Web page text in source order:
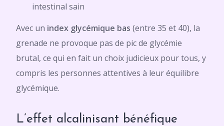
intestinal sain
Avec un index glycémique bas (entre 35 et 40), la
grenade ne provoque pas de pic de glycémie
brutal, ce qui en fait un choix judicieux pour tous, y
compris les personnes attentives à leur équilibre
glycémique.
L’effet alcalinisant bénéfique